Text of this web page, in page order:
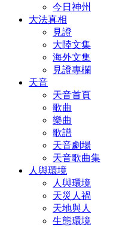
今日神州
大法真相
見證
大陸文集
海外文集
見證專欄
天音
天音首頁
歌曲
樂曲
歌譜
天音劇場
天音歌曲集
人與環境
人與環境
天災人禍
天地與人
生態環境